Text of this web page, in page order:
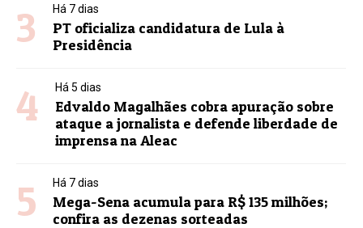
3 Há 7 dias
PT oficializa candidatura de Lula à
Presidência
4 Há 5 dias
Edvaldo Magalhães cobra apuração sobre
ataque a jornalista e defende liberdade de
imprensa na Aleac
5 Há 7 dias
Mega-Sena acumula para R$ 135 milhões;
confira as dezenas sorteadas